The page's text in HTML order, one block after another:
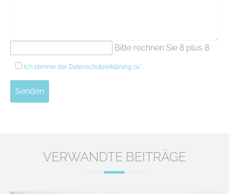
Bitte rechnen Sie 8 plus 8.
Ich stimme der Datenschutzerklärung zu*
Senden
VERWANDTE BEITRÄGE